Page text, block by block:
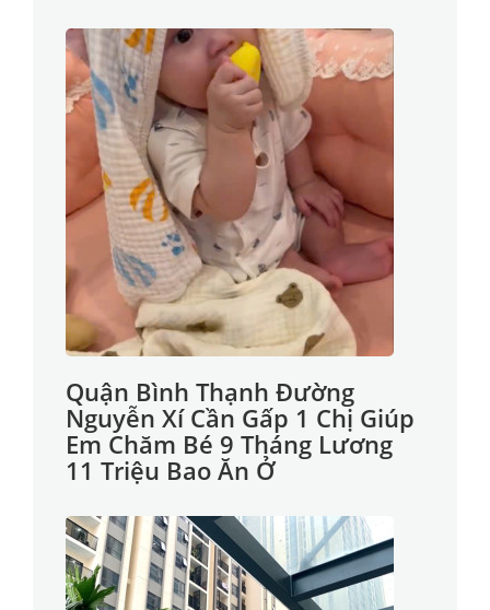
Quận Bình Thạnh Đường
Nguyễn Xí Cần Gấp 1 Chị Giúp
Em Chăm Bé 9 Tháng Lương
11 Triệu Bao Ăn Ở